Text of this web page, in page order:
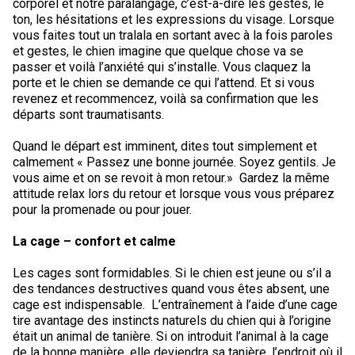
Berger anglais
Berger polonais de plaine
Berger portugais
Puli
Schapendoes néerlandais
Berger Shetland
Chien d’eau espagnol
Vallhund suédois
Chien Ibizan
Lévrier irlandais
Norrbottenspets
Elkhound norvégien
Lundehund norvégien
Petit basset griffon vendéen
Pharaoh Hound
Terrier tibétain
Xoloitzcuintli (moyen)
Xoloïtzcuintli (standard)
Setter irlandais
Épagneul cocker américain
Épagneul d’eau américain
Épagneul bleu de Picardie
Épagneul breton
Épagneul Clumber
Épagneul cocker anglais
Épagneul springer anglais
Terrier de Norwich
Terrier du révérend Russell
Terrier chasseur de rat
Terrier Russell
Schnauzer (nain)
Terrier écossais
Terrier Sealyham
Terrier Skye
Caniche (nain)
Carlin
Petit chien russe
Terrier à poil soyeux
Fox terrier miniature
Terrier de Manchester nain
Xoloitzcuintli (nain)
Terrier du Yorkshire
Grand bouvier suisse
Chien du Groenland
Hovawart
Chien d’ours de Carélie
Komondor
Leonberger
Mastiff
Top Dogs
corporel et notre paralangage, c’est-à-dire les gestes, le
ton, les hésitations et les expressions du visage. Lorsque
vous faites tout un tralala en sortant avec à la fois paroles
et gestes, le chien imagine que quelque chose va se
passer et voilà l’anxiété qui s’installe. Vous claquez la
porte et le chien se demande ce qui l’attend. Et si vous
revenez et recommencez, voilà sa confirmation que les
départs sont traumatisants.
Quand le départ est imminent, dites tout simplement et
calmement « Passez une bonne journée. Soyez gentils. Je
vous aime et on se revoit à mon retour.» Gardez la même
attitude relax lors du retour et lorsque vous vous préparez
pour la promenade ou pour jouer.
La cage – confort et calme
Les cages sont formidables. Si le chien est jeune ou s’il a
des tendances destructives quand vous êtes absent, une
cage est indispensable. L’entraînement à l’aide d’une cage
tire avantage des instincts naturels du chien qui à l’origine
était un animal de tanière. Si on introduit l’animal à la cage